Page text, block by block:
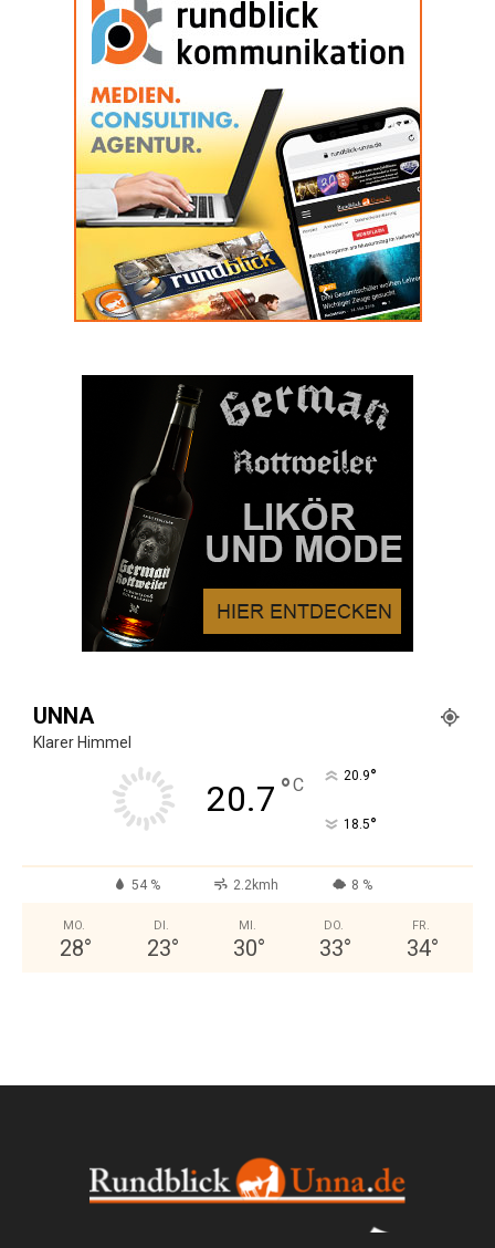
UNNA
Klarer Himmel
20.7 °C 20.9°
18.5°
54 % 2.2kmh 8 %
MO.
28°
DI.
23°
MI.
30°
DO.
33°
FR.
34°